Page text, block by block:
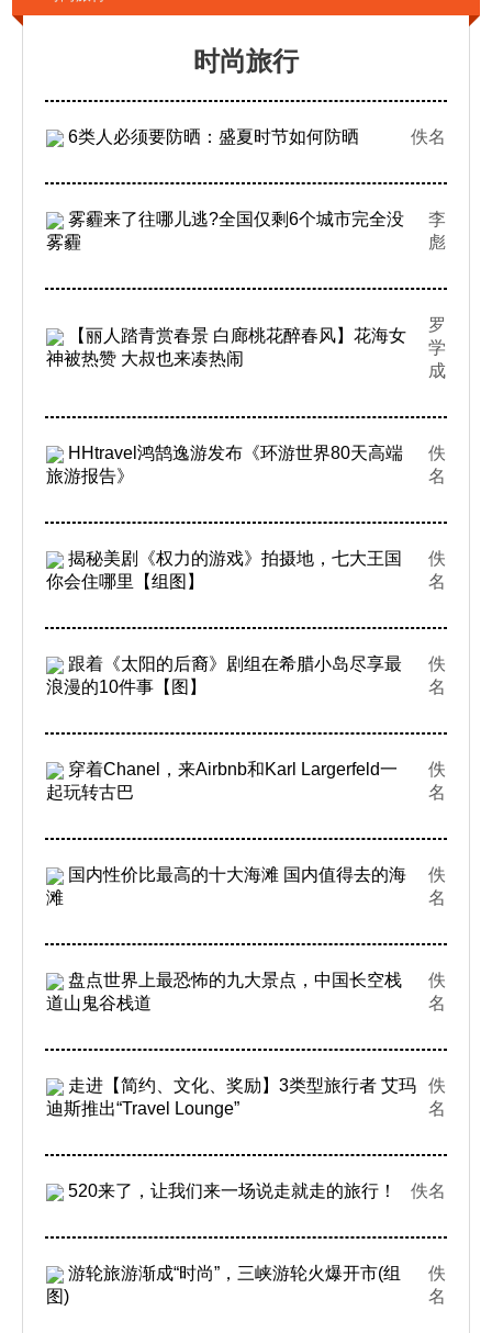
时尚旅行
6类人必须要防晒：盛夏时节如何防晒 佚名
雾霾来了往哪儿逃?全国仅剩6个城市完全没
雾霾
李
彪
【丽人踏青赏春景 白廊桃花醉春风】花海女
神被热赞 大叔也来凑热闹
罗
学
成
HHtravel鸿鹄逸游发布《环游世界80天高端
旅游报告》
佚
名
揭秘美剧《权力的游戏》拍摄地，七大王国
你会住哪里【组图】
佚
名
跟着《太阳的后裔》剧组在希腊小岛尽享最
浪漫的10件事【图】
佚
名
穿着Chanel，来Airbnb和Karl Largerfeld一
起玩转古巴
佚
名
国内性价比最高的十大海滩 国内值得去的海
滩
佚
名
盘点世界上最恐怖的九大景点，中国长空栈
道山鬼谷栈道
佚
名
走进【简约、文化、奖励】3类型旅行者 艾玛
迪斯推出“Travel Lounge”
佚
名
520来了，让我们来一场说走就走的旅行！ 佚名
游轮旅游渐成“时尚”，三峡游轮火爆开市(组
图)
佚
名